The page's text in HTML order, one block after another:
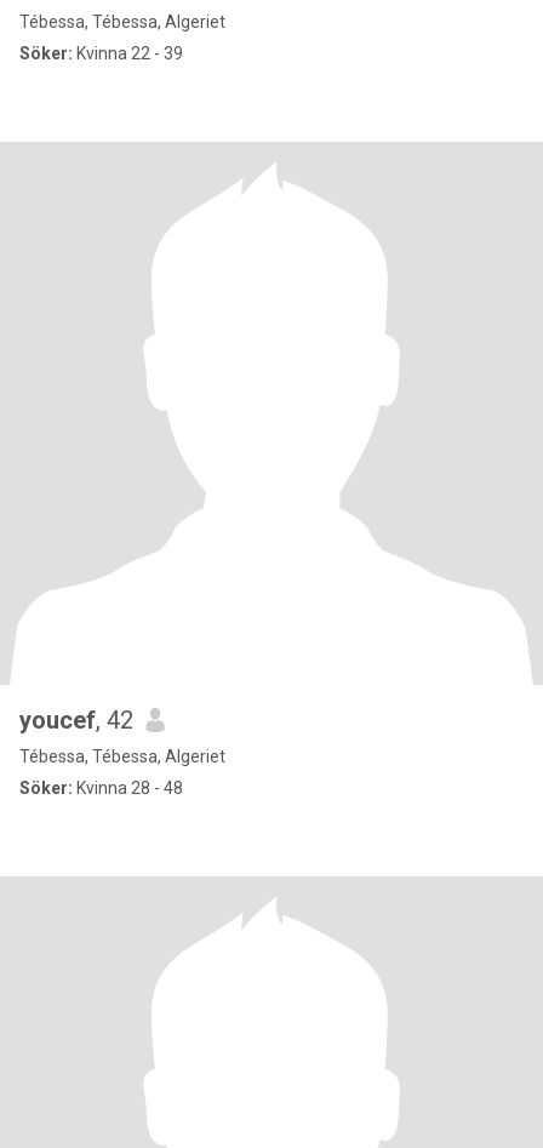
Tébessa, Tébessa, Algeriet
Söker: Kvinna 22 - 39
youcef, 42
Tébessa, Tébessa, Algeriet
Söker: Kvinna 28 - 48